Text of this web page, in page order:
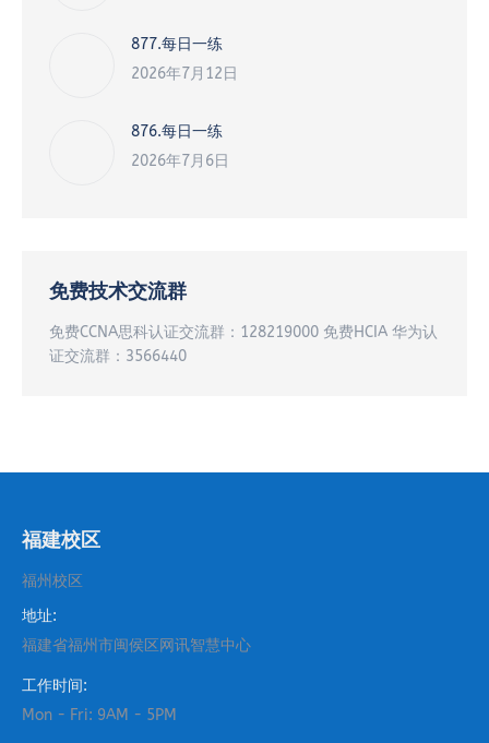
877.每日一练
2026年7月12日
876.每日一练
2026年7月6日
免费技术交流群
免费CCNA思科认证交流群：128219000 免费HCIA 华为认
证交流群：3566440
福建校区
福州校区
地址:
福建省福州市闽侯区网讯智慧中心
工作时间:
Mon - Fri: 9AM - 5PM